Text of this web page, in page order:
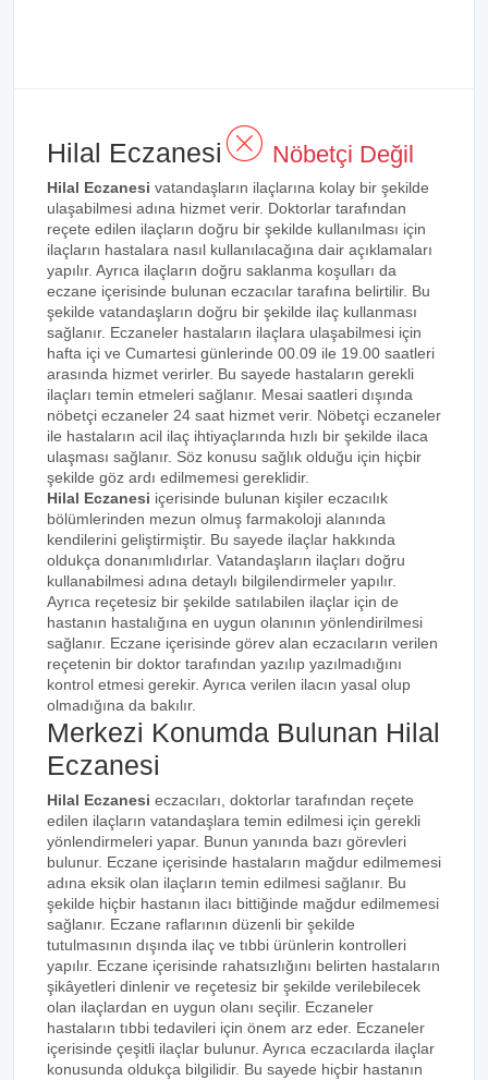
Hilal Eczanesi Nöbetçi Değil
Hilal Eczanesi vatandaşların ilaçlarına kolay bir şekilde
ulaşabilmesi adına hizmet verir. Doktorlar tarafından
reçete edilen ilaçların doğru bir şekilde kullanılması için
ilaçların hastalara nasıl kullanılacağına dair açıklamaları
yapılır. Ayrıca ilaçların doğru saklanma koşulları da
eczane içerisinde bulunan eczacılar tarafına belirtilir. Bu
şekilde vatandaşların doğru bir şekilde ilaç kullanması
sağlanır. Eczaneler hastaların ilaçlara ulaşabilmesi için
hafta içi ve Cumartesi günlerinde 00.09 ile 19.00 saatleri
arasında hizmet verirler. Bu sayede hastaların gerekli
ilaçları temin etmeleri sağlanır. Mesai saatleri dışında
nöbetçi eczaneler 24 saat hizmet verir. Nöbetçi eczaneler
ile hastaların acil ilaç ihtiyaçlarında hızlı bir şekilde ilaca
ulaşması sağlanır. Söz konusu sağlık olduğu için hiçbir
şekilde göz ardı edilmemesi gereklidir.
Hilal Eczanesi içerisinde bulunan kişiler eczacılık
bölümlerinden mezun olmuş farmakoloji alanında
kendilerini geliştirmiştir. Bu sayede ilaçlar hakkında
oldukça donanımlıdırlar. Vatandaşların ilaçları doğru
kullanabilmesi adına detaylı bilgilendirmeler yapılır.
Ayrıca reçetesiz bir şekilde satılabilen ilaçlar için de
hastanın hastalığına en uygun olanının yönlendirilmesi
sağlanır. Eczane içerisinde görev alan eczacıların verilen
reçetenin bir doktor tarafından yazılıp yazılmadığını
kontrol etmesi gerekir. Ayrıca verilen ilacın yasal olup
olmadığına da bakılır.
Merkezi Konumda Bulunan Hilal
Eczanesi
Hilal Eczanesi eczacıları, doktorlar tarafından reçete
edilen ilaçların vatandaşlara temin edilmesi için gerekli
yönlendirmeleri yapar. Bunun yanında bazı görevleri
bulunur. Eczane içerisinde hastaların mağdur edilmemesi
adına eksik olan ilaçların temin edilmesi sağlanır. Bu
şekilde hiçbir hastanın ilacı bittiğinde mağdur edilmemesi
sağlanır. Eczane raflarının düzenli bir şekilde
tutulmasının dışında ilaç ve tıbbi ürünlerin kontrolleri
yapılır. Eczane içerisinde rahatsızlığını belirten hastaların
şikâyetleri dinlenir ve reçetesiz bir şekilde verilebilecek
olan ilaçlardan en uygun olanı seçilir. Eczaneler
hastaların tıbbi tedavileri için önem arz eder. Eczaneler
içerisinde çeşitli ilaçlar bulunur. Ayrıca eczacılarda ilaçlar
konusunda oldukça bilgilidir. Bu sayede hiçbir hastanın